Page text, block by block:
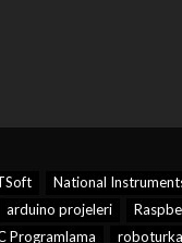
National
arduino projeleri
Programlama roboturka